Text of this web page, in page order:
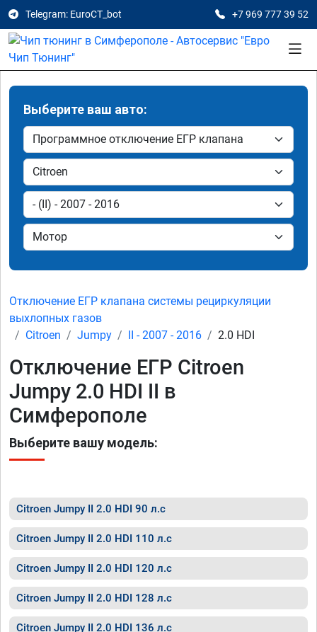
Telegram: EuroCT_bot +7 969 777 39 52
Выберите ваш авто:
Отключение ЕГР клапана системы рециркуляции
выхлопных газов
Citroen
Jumpy II - 2007 - 2016 2.0 HDI
Отключение ЕГР Citroen
Jumpy 2.0 HDI II в
Симферополе
Выберите вашу модель:
Citroen Jumpy II 2.0 HDI 90 л.с
Citroen Jumpy II 2.0 HDI 110 л.с
Citroen Jumpy II 2.0 HDI 120 л.с
Citroen Jumpy II 2.0 HDI 128 л.с
Citroen Jumpy II 2.0 HDI 136 л.с